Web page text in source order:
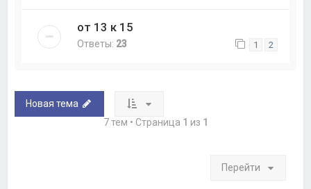
от 13 к 15
Ответы: 23 1 2
Новая тема
7 тем • Страница 1 из 1
Перейти